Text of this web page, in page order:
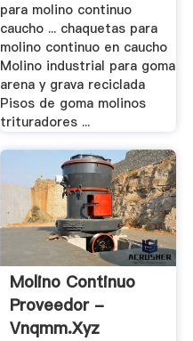
para molino continuo
caucho ... chaquetas para
molino continuo en caucho
Molino industrial para goma
arena y grava reciclada
Pisos de goma molinos
trituradores ...
Molino Continuo
Proveedor -
Vnqmm.xyz